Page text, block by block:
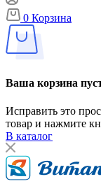
0 Корзина
Ваша корзина
Исправить это
товар и нажмите
В каталог